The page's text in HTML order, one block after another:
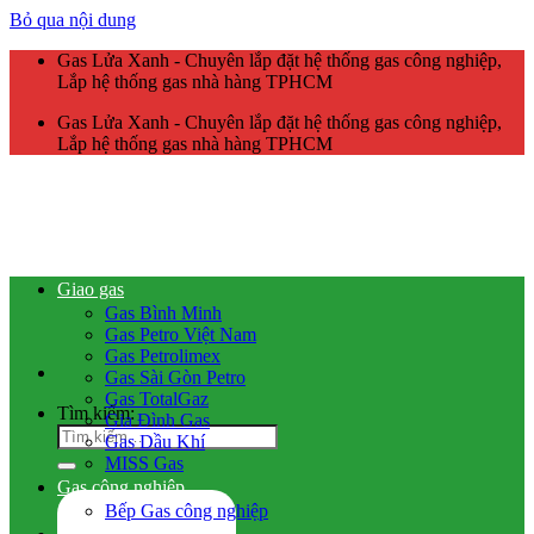
Bỏ qua nội dung
Gas Lửa Xanh - Chuyên lắp đặt hệ thống gas công nghiệp,
Lắp hệ thống gas nhà hàng TPHCM
Gas Lửa Xanh - Chuyên lắp đặt hệ thống gas công nghiệp,
Lắp hệ thống gas nhà hàng TPHCM
Tìm kiếm:
Giao gas
Gas Bình Minh
Gas Petro Việt Nam
Gas Petrolimex
Gas Sài Gòn Petro
Gas TotalGaz
Gia Đình Gas
Gas Dầu Khí
MISS Gas
Gas công nghiệp
Bếp Gas công nghiệp